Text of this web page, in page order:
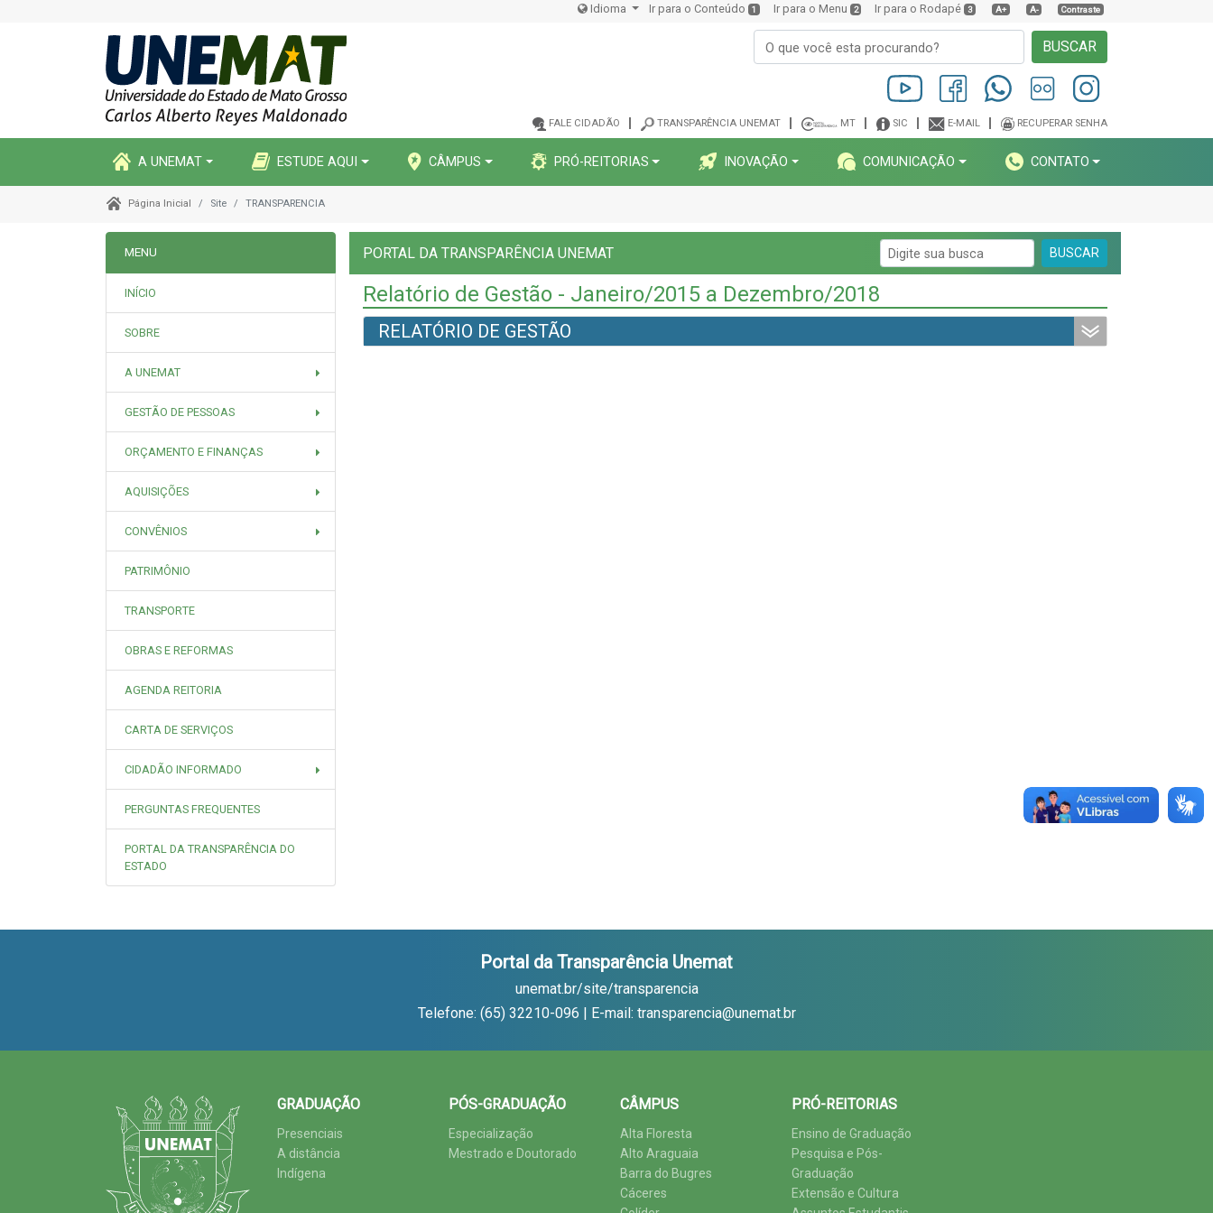
Idioma Ir para o Conteúdo 1 Ir para o Menu 2 Ir para o Rodapé 3 A+ A- Contraste
BUSCAR
FALE CIDADÃO TRANSPARÊNCIA UNEMAT MT SIC E-MAIL RECUPERAR SENHA
A UNEMAT ESTUDE AQUI CÂMPUS PRÓ-REITORIAS INOVAÇÃO COMUNICAÇÃO CONTATO
Página Inicial Site TRANSPARENCIA
MENU
INÍCIO
SOBRE
A UNEMAT
GESTÃO DE PESSOAS
ORÇAMENTO E FINANÇAS
AQUISIÇÕES
CONVÊNIOS
PATRIMÔNIO
TRANSPORTE
OBRAS E REFORMAS
AGENDA REITORIA
CARTA DE SERVIÇOS
CIDADÃO INFORMADO
PERGUNTAS FREQUENTES
PORTAL DA TRANSPARÊNCIA DO
ESTADO
PORTAL DA TRANSPARÊNCIA UNEMAT BUSCAR
Relatório de Gestão - Janeiro/2015 a Dezembro/2018
RELATÓRIO DE GESTÃO
Portal da Transparência Unemat
unemat.br/site/transparencia
Telefone: (65) 32210-096 | E-mail: transparencia@unemat.br
GRADUAÇÃO
Presenciais
A distância
Indígena
PÓS-GRADUAÇÃO
Especialização
Mestrado e Doutorado
CÂMPUS
Alta Floresta
Alto Araguaia
Barra do Bugres
Cáceres
PRÓ-REITORIAS
Ensino de Graduação
Pesquisa e Pós-
Graduação
Extensão e Cultura